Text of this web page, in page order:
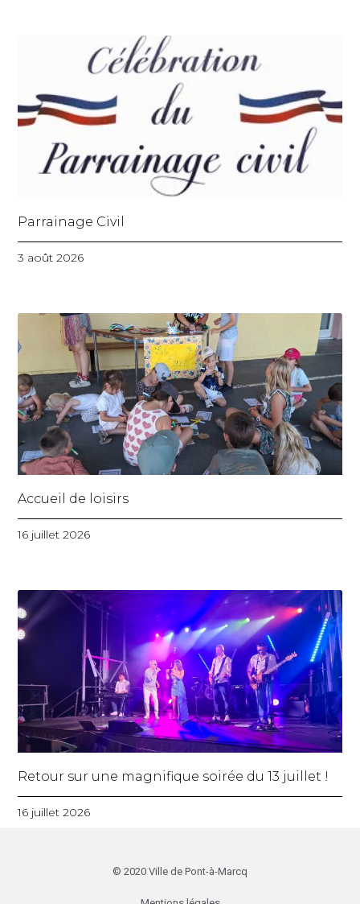
Parrainage Civil
3 août 2026
Accueil de loisirs
16 juillet 2026
Retour sur une magnifique soirée du 13 juillet !
16 juillet 2026
© 2020 Ville de Pont-à-Marcq